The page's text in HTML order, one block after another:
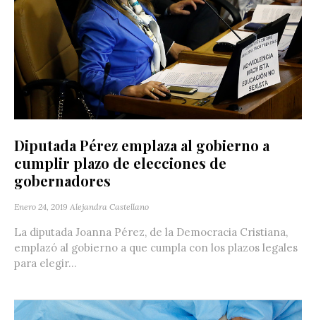
Diputada Pérez emplaza al gobierno a
cumplir plazo de elecciones de
gobernadores
Enero 24, 2019 Alejandra Castellano
La diputada Joanna Pérez, de la Democracia Cristiana,
emplazó al gobierno a que cumpla con los plazos legales
para elegir...